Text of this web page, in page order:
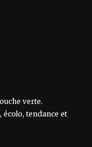
verte.
tendance et